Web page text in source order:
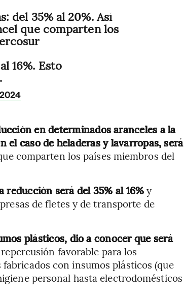
del 35% al 20%. Así
que comparten los
16%. Esto
en determinados aranceles a la
el caso de heladeras y lavarropas, será
comparten los países miembros del
será del 35% al 16%y
de fletes y de transporte de
plásticos, dio a conocer que será
favorable para los
con insumos plásticos (que
personal hasta electrodomésticos